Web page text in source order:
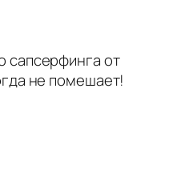
сапсерфинга от
не помешает!